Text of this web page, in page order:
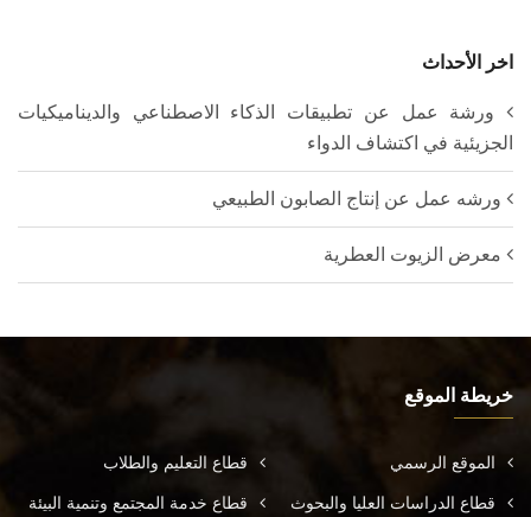
اخر الأحداث
ورشة عمل عن تطبيقات الذكاء الاصطناعي والديناميكيات
الجزيئية في اكتشاف الدواء
ورشه عمل عن إنتاج الصابون الطبيعي
معرض الزيوت العطرية
خريطة الموقع
الموقع الرسمي قطاع التعليم والطلاب
قطاع الدراسات العليا والبحوث قطاع خدمة المجتمع وتنمية البيئة